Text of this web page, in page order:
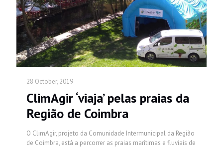
28 October, 2019
ClimAgir ‘viaja’ pelas praias da
Região de Coimbra
O ClimAgir, projeto da Comunidade Intermunicipal da Região
de Coimbra, está a percorrer as praias marítimas e fluviais de